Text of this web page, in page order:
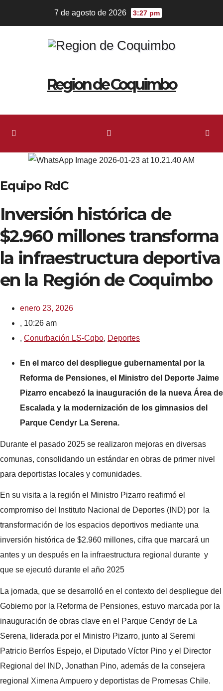
7 de agosto de 2026 3:27 pm
Region de Coquimbo
Equipo RdC
Inversión histórica de
$2.960 millones transforma
la infraestructura deportiva
en la Región de Coquimbo
enero 23, 2026
, 10:26 am
, Conurbación LS-Cqbo, Deportes
En el marco del despliegue gubernamental por la
Reforma de Pensiones, el Ministro del Deporte Jaime
Pizarro encabezó la inauguración de la nueva Área de
Escalada y la modernización de los gimnasios del
Parque Cendyr La Serena.
Durante el pasado 2025 se realizaron mejoras en diversas
comunas, consolidando un estándar en obras de primer nivel
para deportistas locales y comunidades.
En su visita a la región el Ministro Pizarro reafirmó el
compromiso del Instituto Nacional de Deportes (IND) por la
transformación de los espacios deportivos mediante una
inversión histórica de $2.960 millones, cifra que marcará un
antes y un después en la infraestructura regional durante y
que se ejecutó durante el año 2025
La jornada, que se desarrolló en el contexto del despliegue del
Gobierno por la Reforma de Pensiones, estuvo marcada por la
inauguración de obras clave en el Parque Cendyr de La
Serena, liderada por el Ministro Pizarro, junto al Seremi
Patricio Berríos Espejo, el Diputado Víctor Pino y el Director
Regional del IND, Jonathan Pino, además de la consejera
regional Ximena Ampuero y deportistas de Promesas Chile.